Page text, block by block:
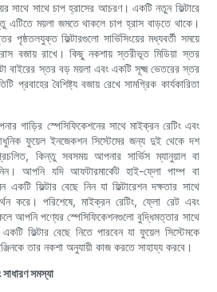
সাথে সাথে চাপ হ্রাসের আচরণ। একটি নতুন ফিল্টারে
এটিতে ময়লা জমতে থাকলে চাপ হ্রাস বাড়তে থাকে।
পৃষ্ঠতলযুক্ত ফিল্টারগুলো সার্ভিসিংয়ের মধ্যবর্তী সময়ে
বজায় রাখে। কিছু নকশায় স্তরীভূত মিডিয়া স্তর
বাইরের স্তর বড় ময়লা এবং একটি সূক্ষ্ম ভেতরের স্তর
বৈশিষ্ট্য বজায় রেখে সামগ্রিক কার্যকারিতা
গাড়ির স্পেসিফিকেশনের সাথে মাইক্রন রেটিং এবং
ফুয়েল ইনজেকশন সিস্টেমের জন্য দুই থেকে দশ
কিন্তু সবসময় আপনার সার্ভিস ম্যানুয়াল বা
আপনি যদি আফটারমার্কেট হাই-ফ্লো পাম্প বা
ফিল্টার বেছে নিন যা ফিল্টারেশন দক্ষতার সাথে
করে। পরিশেষে, মাইক্রন রেটিং, ফ্লো রেট এবং
আপনি পণ্যের স্পেসিফিকেশনগুলো বুদ্ধিমত্তার সাথে
ফিল্টার বেছে নিতে পারবেন যা ফুয়েল সিস্টেমকে
তার নকশা অনুযায়ী কাজ করতে সাহায্য করবে।
সমস্যা